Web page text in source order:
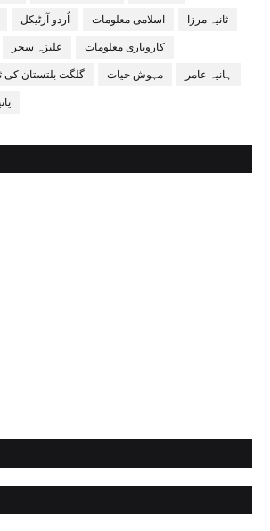
اُردو آرٹیکل اسلامی معلومات
ثانیہ مرزا
علیزہ سحر
کاروباری معلومات
گلگت بلتستان کی مہوش حیات
ہانیہ عامر